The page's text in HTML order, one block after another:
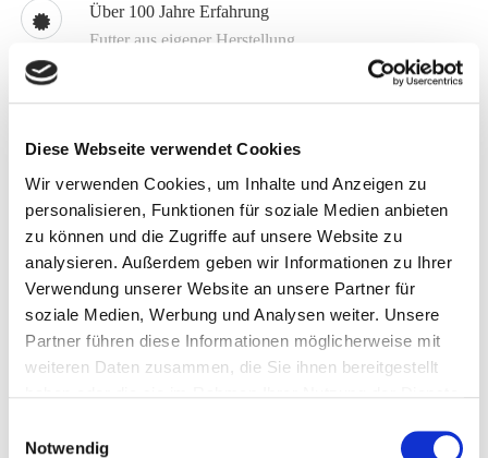
Diese Webseite verwendet Cookies
Wir verwenden Cookies, um Inhalte und Anzeigen zu
personalisieren, Funktionen für soziale Medien anbieten
zu können und die Zugriffe auf unsere Website zu
analysieren. Außerdem geben wir Informationen zu Ihrer
Verwendung unserer Website an unsere Partner für
soziale Medien, Werbung und Analysen weiter. Unsere
Partner führen diese Informationen möglicherweise mit
weiteren Daten zusammen, die Sie ihnen bereitgestellt
Notwendig
Über 100 Jahre Erfahrung
Futter aus eigener Herstellung
Spezialmischungen schon ab 1.5 t
Melden Sie sich jetzt für unseren Newsletter an
Erhalten Sie aktuelle Informationen zu unseren
Sonderangeboten und zu neuen Produkten